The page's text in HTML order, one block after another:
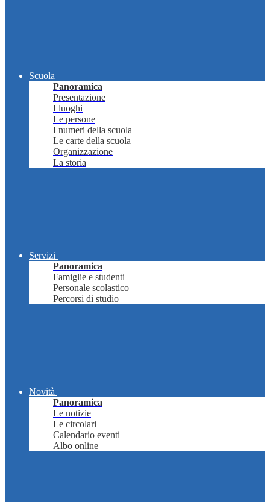
Scuola
Panoramica
Presentazione
I luoghi
Le persone
I numeri della scuola
Le carte della scuola
Organizzazione
La storia
Servizi
Panoramica
Famiglie e studenti
Personale scolastico
Percorsi di studio
Novità
Panoramica
Le notizie
Le circolari
Calendario eventi
Albo online